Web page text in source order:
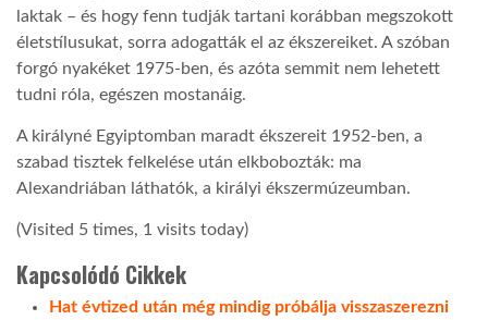
laktak – és hogy fenn tudják tartani korábban megszokott
életstílusukat, sorra adogatták el az ékszereiket. A szóban
forgó nyakéket 1975-ben, és azóta semmit nem lehetett
tudni róla, egészen mostanáig.
A királyné Egyiptomban maradt ékszereit 1952-ben, a
szabad tisztek felkelése után elkbobozták: ma
Alexandriában láthatók, a királyi ékszermúzeumban.
(Visited 5 times, 1 visits today)
Kapcsolódó Cikkek
Hat évtized után még mindig próbálja visszaszerezni